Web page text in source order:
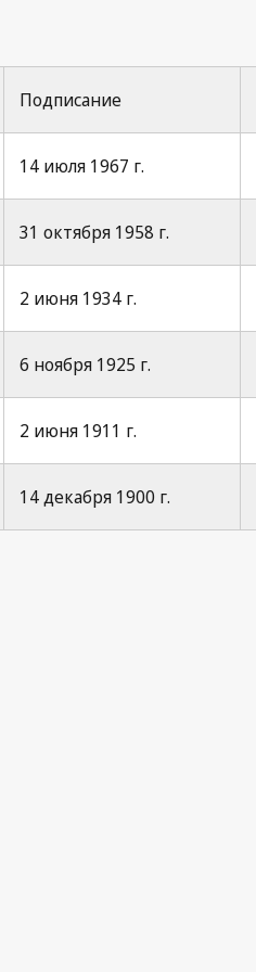
Подписание
14 июля 1967 г.
31 октября 1958 г.
2 июня 1934 г.
6 ноября 1925 г.
2 июня 1911 г.
14 декабря 1900 г.